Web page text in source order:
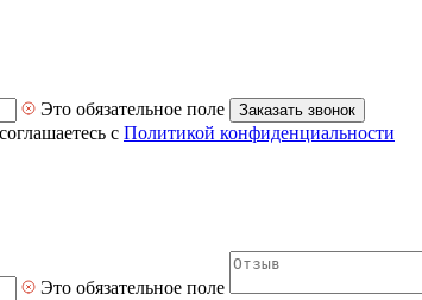
Это обязательное поле Заказать звонок
с Политикой конфиденциальности
Это обязательное поле